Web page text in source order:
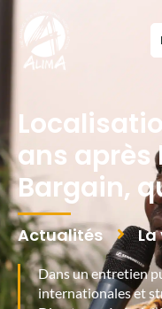
ans après
Bargain,
Actualités La
Dans un entretien
internationales et